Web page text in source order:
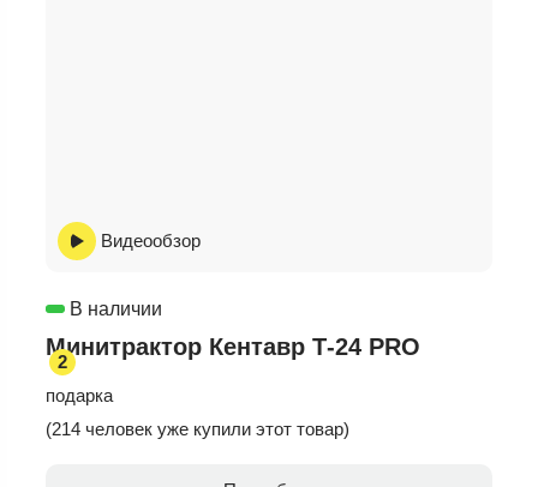
Видеообзор
В наличии
Минитрактор Кентавр Т-24 PRO
2
подарка
(214 человек уже купили этот товар)